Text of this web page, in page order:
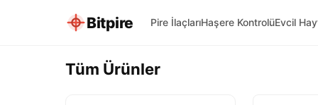
Bitpire Pire İlaçlarıHaşere KontrolüEvcil
Tüm Ürünler